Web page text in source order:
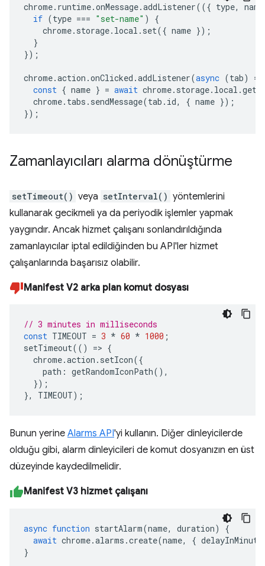
chrome. runtime.onMessage.addListener(({ type,
name
if (type === "set-name" )
{
chrome. storage. local . set({ name });
}
});
chrome.action .onClicked .addListener(async (tab)
=>
const { name } = await chrome. storage. local .get
chrome. tabs . sendMessage(tab . id, { name });
});
Zamanlayıcıları alarma dönüştürme
setTimeout() veya setInterval() yöntemlerini
kullanarak gecikmeli ya da periyodik işlemler yapmak
yaygındır. Ancak hizmet çalışanı sonlandırıldığında
zamanlayıcılar iptal edildiğinden bu API'ler hizmet
çalışanlarında başarısız olabilir.
Manifest V2 arka plan komut dosyası
// 3 minutes in milliseconds
const TIMEOUT = 3 * 60 * 1000 ;
setTimeout(() => {
chrome.action . setIcon({
path : getRandomIconPath(),
});
},
TIMEOUT);
Bunun yerine Alarms API'yi kullanın. Diğer dinleyicilerde
olduğu gibi, alarm dinleyicileri de komut dosyanızın en üst
düzeyinde kaydedilmelidir.
Manifest V3 hizmet çalışanı
async function startAlarm(name, duration)
{
await chrome.alarms .create(name, {
}